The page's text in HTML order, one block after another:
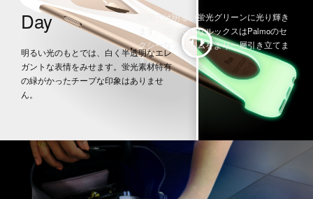
すぐにiPhoneが見つかりま
す。もう暗い場所でiPhone
をなくすことも少なくなる
かも！
Day
明るい光のもとでは、白く半透明なエレ
ガントな表情をみせます。蛍光素材特有
の緑がかったチープな印象はありませ
ん。
暗闇では明るい蛍光グリーンに光り輝き
ます。煌びやかなルックスはPalmoのセ
クシーなフォルムをより一層引き立てま
す。